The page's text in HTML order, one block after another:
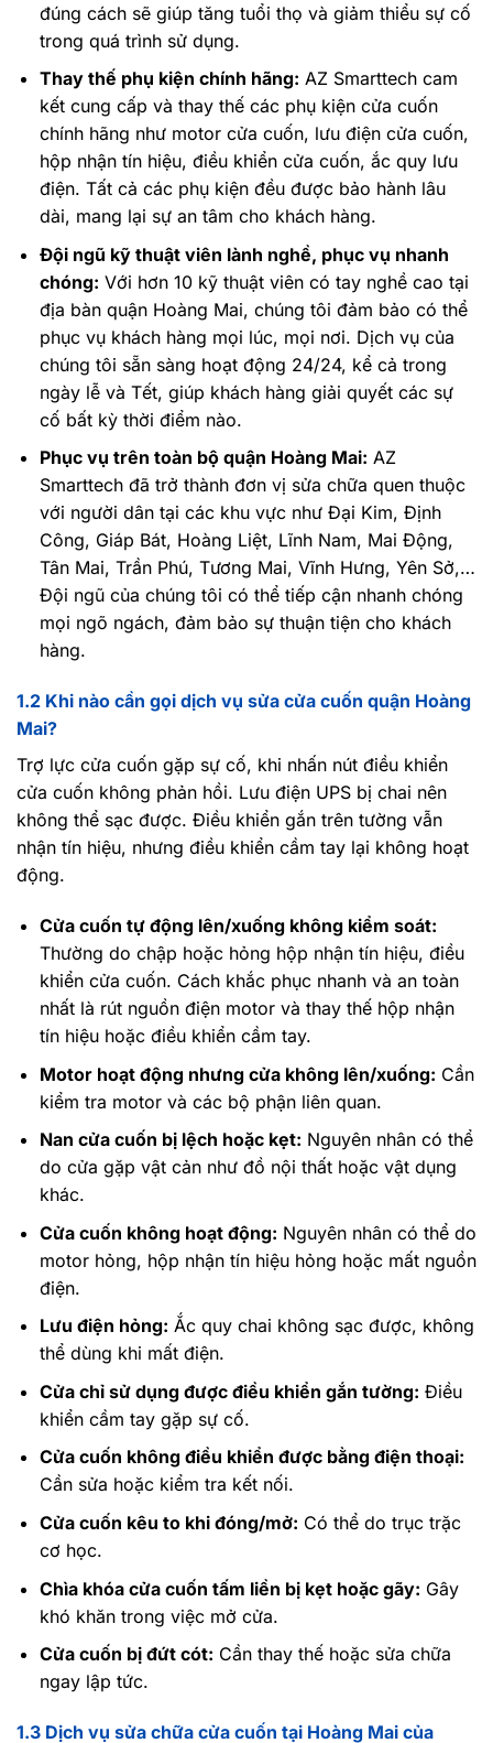
đúng cách sẽ giúp tăng tuổi thọ và giảm thiểu sự cố
trong quá trình sử dụng.
Thay thế phụ kiện chính hãng: AZ Smarttech cam
kết cung cấp và thay thế các phụ kiện cửa cuốn
chính hãng như motor cửa cuốn, lưu điện cửa cuốn,
hộp nhận tín hiệu, điều khiển cửa cuốn, ắc quy lưu
điện. Tất cả các phụ kiện đều được bảo hành lâu
dài, mang lại sự an tâm cho khách hàng.
Đội ngũ kỹ thuật viên lành nghề, phục vụ nhanh
chóng: Với hơn 10 kỹ thuật viên có tay nghề cao tại
địa bàn quận Hoàng Mai, chúng tôi đảm bảo có thể
phục vụ khách hàng mọi lúc, mọi nơi. Dịch vụ của
chúng tôi sẵn sàng hoạt động 24/24, kể cả trong
ngày lễ và Tết, giúp khách hàng giải quyết các sự
cố bất kỳ thời điểm nào.
Phục vụ trên toàn bộ quận Hoàng Mai: AZ
Smarttech đã trở thành đơn vị sửa chữa quen thuộc
với người dân tại các khu vực như Đại Kim, Định
Công, Giáp Bát, Hoàng Liệt, Lĩnh Nam, Mai Động,
Tân Mai, Trần Phú, Tương Mai, Vĩnh Hưng, Yên Sở,…
Đội ngũ của chúng tôi có thể tiếp cận nhanh chóng
mọi ngõ ngách, đảm bảo sự thuận tiện cho khách
hàng.
1.2 Khi nào cần gọi dịch vụ sửa cửa cuốn quận Hoàng
Mai?
Trợ lực cửa cuốn gặp sự cố, khi nhấn nút điều khiển
cửa cuốn không phản hồi. Lưu điện UPS bị chai nên
không thể sạc được. Điều khiển gắn trên tường vẫn
nhận tín hiệu, nhưng điều khiển cầm tay lại không hoạt
động.
Cửa cuốn tự động lên/xuống không kiểm soát:
Thường do chập hoặc hỏng hộp nhận tín hiệu, điều
khiển cửa cuốn. Cách khắc phục nhanh và an toàn
nhất là rút nguồn điện motor và thay thế hộp nhận
tín hiệu hoặc điều khiển cầm tay.
Motor hoạt động nhưng cửa không lên/xuống: Cần
kiểm tra motor và các bộ phận liên quan.
Nan cửa cuốn bị lệch hoặc kẹt: Nguyên nhân có thể
do cửa gặp vật cản như đồ nội thất hoặc vật dụng
khác.
Cửa cuốn không hoạt động: Nguyên nhân có thể do
motor hỏng, hộp nhận tín hiệu hỏng hoặc mất nguồn
điện.
Lưu điện hỏng: Ắc quy chai không sạc được, không
thể dùng khi mất điện.
Cửa chỉ sử dụng được điều khiển gắn tường: Điều
khiển cầm tay gặp sự cố.
Cửa cuốn không điều khiển được bằng điện thoại:
Cần sửa hoặc kiểm tra kết nối.
Cửa cuốn kêu to khi đóng/mở: Có thể do trục trặc
cơ học.
Chìa khóa cửa cuốn tấm liền bị kẹt hoặc gãy: Gây
khó khăn trong việc mở cửa.
Cửa cuốn bị đứt cót: Cần thay thế hoặc sửa chữa
ngay lập tức.
1.3 Dịch vụ sửa chữa cửa cuốn tại Hoàng Mai của